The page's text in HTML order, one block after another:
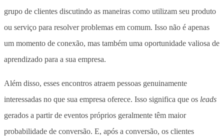
grupo de clientes discutindo as maneiras como utilizam seu produto
ou serviço para resolver problemas em comum. Isso não é apenas
um momento de conexão, mas também uma oportunidade valiosa de
aprendizado para a sua empresa.
Além disso, esses encontros atraem pessoas genuinamente
interessadas no que sua empresa oferece. Isso significa que os leads
gerados a partir de eventos próprios geralmente têm maior
probabilidade de conversão. E, após a conversão, os clientes